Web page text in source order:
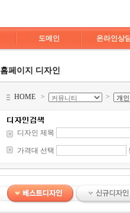
도메인 온라인상
홈페이지 디자인
HOME > >
디자인 제목
가격대 선택